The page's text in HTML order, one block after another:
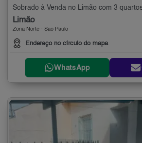
Sobrado à Venda no Limão com 3
Limão
Zona Norte - São Paulo
Endereço no círculo do mapa
WhatsApp